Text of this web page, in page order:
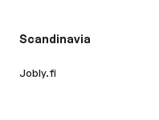
Scandinavia
Jobly.fi